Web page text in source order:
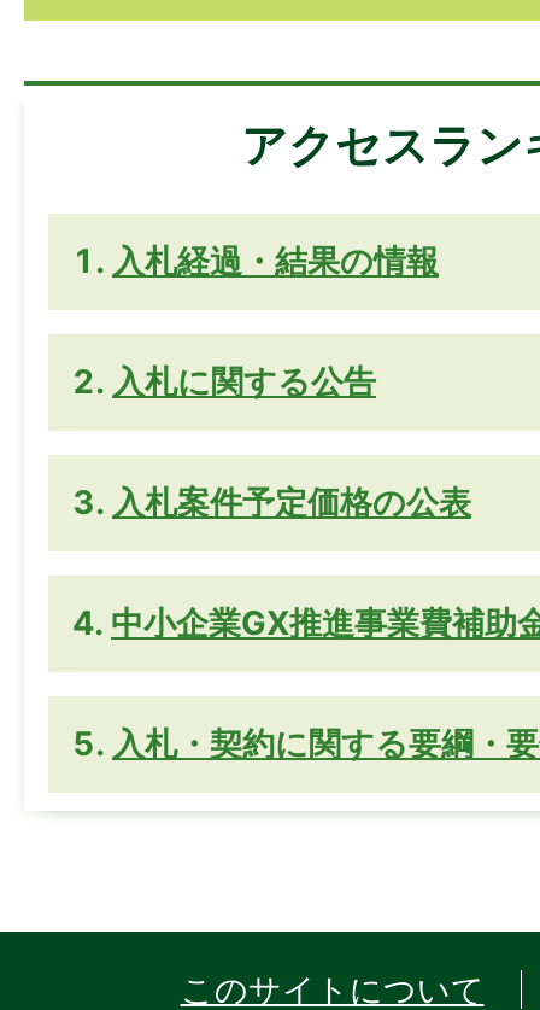
アクセスラン
入札経過・結果の情報
入札に関する公告
入札案件予定価格の公表
中小企業GX推進事業費補助
入札・契約に関する要綱・
このサイトについて